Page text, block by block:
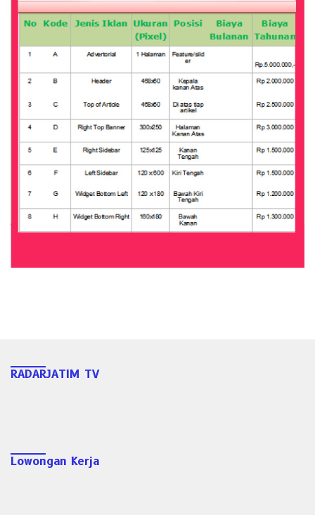
RADARJATIM TV
Lowongan Kerja